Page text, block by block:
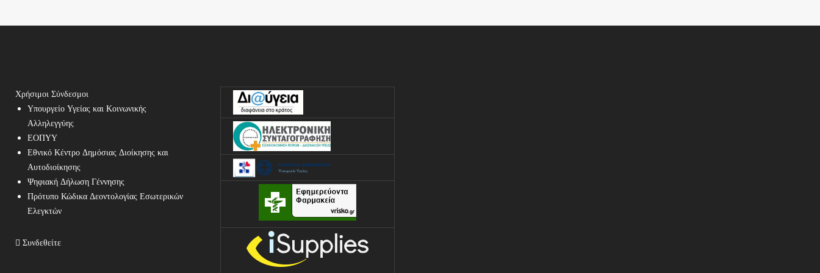
Χρήσιμοι Σύνδεσμοι
Υπουργείο Υγείας και Κοινωνικής
Αλληλεγγύης
ΕΟΠΥΥ
Εθνικό Κέντρο Δημόσιας Διοίκησης και
Αυτοδιοίκησης
Ψηφιακή Δήλωση Γέννησης
Πρότυπο Κώδικα Δεοντολογίας Εσωτερικών
Ελεγκτών
Συνδεθείτε